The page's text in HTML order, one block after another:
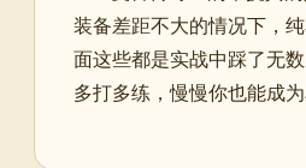
装备差距不大的情况下，
面这些都是实战中踩了无
多打多练，慢慢你也能成为